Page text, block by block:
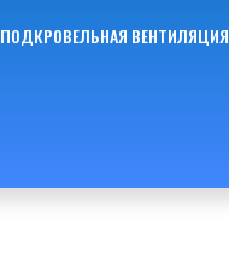
ПОДКРОВЕЛЬНАЯ ВЕНТИЛЯЦИЯ